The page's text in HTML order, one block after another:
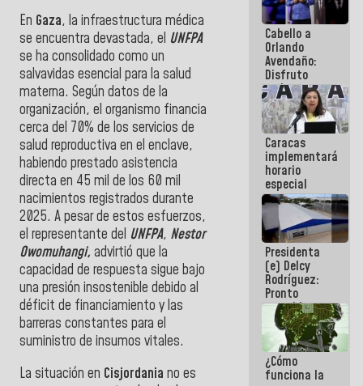
En Gaza, la infraestructura médica
se encuentra devastada, el UNFPA
se ha consolidado como un
salvavidas esencial para la salud
materna. Según datos de la
organización, el organismo financia
cerca del 70% de los servicios de
salud reproductiva en el enclave,
habiendo prestado asistencia
directa en 45 mil de los 60 mil
nacimientos registrados durante
2025. A pesar de estos esfuerzos,
el representante del UNFPA, Nestor
Owomuhangi, advirtió que la
capacidad de respuesta sigue bajo
una presión insostenible debido al
déficit de financiamiento y las
barreras constantes para el
suministro de insumos vitales.
La situación en Cisjordania no es
Cabello a
Orlando
Avendaño:
Disfruto
cada vez
que escribes
porque lo
que haces
es
embarrarla
Caracas
implementará
horario
especial
para
adaptarse
al plan de
ahorro
energético
Presidenta
(e) Delcy
Rodríguez:
Pronto
restableceremos
las
operaciones
en el
Aeropuerto
Internacional
¿Cómo
funciona la